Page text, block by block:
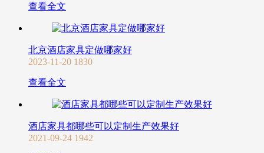
查看全文
北京酒店家具定做哪家好
2023-11-20 1830
查看全文
酒店家具都哪些可以定制生产效果好
2021-09-24 1942